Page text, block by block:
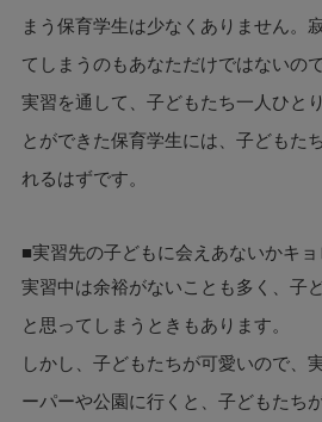
まう保育学生は少なくありません。
てしまうのもあなただけではないの
実習を通して、子どもたち一人ひと
とができた保育学生には、子どもた
れるはずです。
■実習先の子どもに会えあないかキョ
実習中は余裕がないことも多く、子
と思ってしまうときもあります。
しかし、子どもたちが可愛いので、
ーパーや公園に行くと、子どもたち